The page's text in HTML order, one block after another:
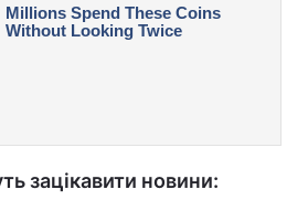
зацікавити новини: